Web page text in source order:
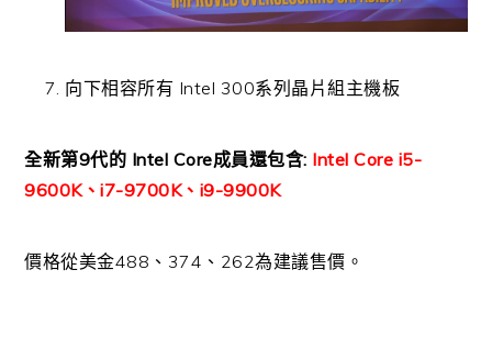
向下相容所有 Intel 300系列晶片組主機板
全新第9代的 Intel Core成員還包含: Intel Core i5-
9600K、i7-9700K、i9-9900K
價格從美金488、374、262為建議售價。